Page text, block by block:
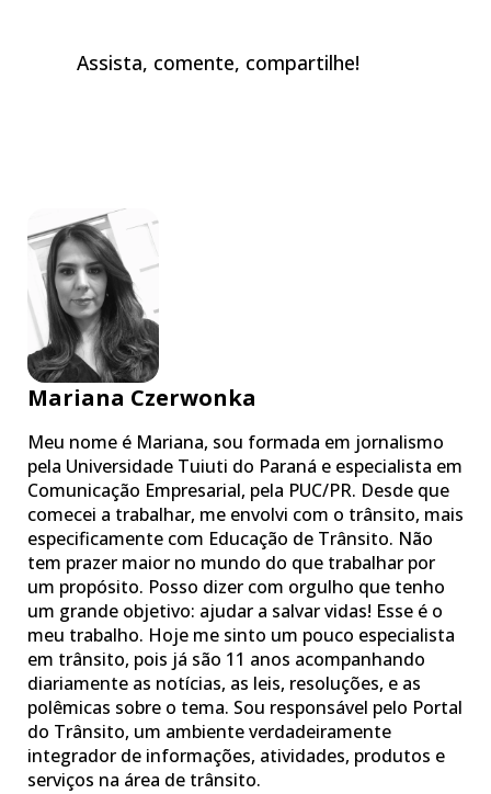
Assista, comente, compartilhe!
Mariana Czerwonka
Meu nome é Mariana, sou formada em jornalismo
pela Universidade Tuiuti do Paraná e especialista em
Comunicação Empresarial, pela PUC/PR. Desde que
comecei a trabalhar, me envolvi com o trânsito, mais
especificamente com Educação de Trânsito. Não
tem prazer maior no mundo do que trabalhar por
um propósito. Posso dizer com orgulho que tenho
um grande objetivo: ajudar a salvar vidas! Esse é o
meu trabalho. Hoje me sinto um pouco especialista
em trânsito, pois já são 11 anos acompanhando
diariamente as notícias, as leis, resoluções, e as
polêmicas sobre o tema. Sou responsável pelo Portal
do Trânsito, um ambiente verdadeiramente
integrador de informações, atividades, produtos e
serviços na área de trânsito.